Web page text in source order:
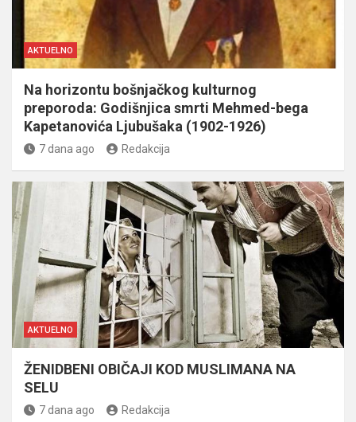
AKTUELNO
Na horizontu bošnjačkog kulturnog
preporoda: Godišnjica smrti Mehmed-bega
Kapetanovića Ljubušaka (1902-1926)
7 dana ago Redakcija
AKTUELNO
ŽENIDBENI OBIČAJI KOD MUSLIMANA NA
SELU
7 dana ago Redakcija